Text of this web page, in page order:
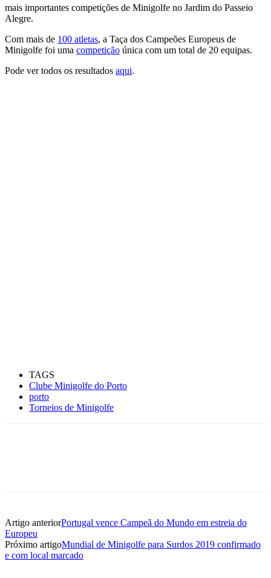
mais importantes competições de Minigolfe no Jardim do Passeio
Alegre.
Com mais de 100 atletas, a Taça dos Campeões Europeus de
Minigolfe foi uma competição única com um total de 20 equipas.
Pode ver todos os resultados aqui.
TAGS
Clube Minigolfe do Porto
porto
Torneios de Minigolfe
Artigo anteriorPortugal vence Campeã do Mundo em estreia do
Europeu
Próximo artigoMundial de Minigolfe para Surdos 2019 confirmado
e com local marcado